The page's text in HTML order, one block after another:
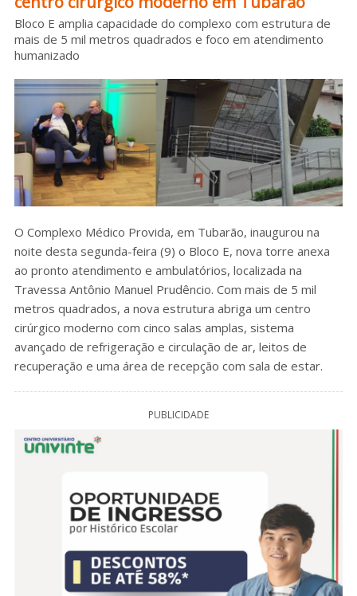
Sobre o HC
Bloco E amplia capacidade do complexo com estrutura de
mais de 5 mil metros quadrados e foco em atendimento
humanizado
O Complexo Médico Provida, em Tubarão, inaugurou na
noite desta segunda-feira (9) o Bloco E, nova torre anexa
ao pronto atendimento e ambulatórios, localizada na
Travessa Antônio Manuel Prudêncio. Com mais de 5 mil
metros quadrados, a nova estrutura abriga um centro
cirúrgico moderno com cinco salas amplas, sistema
avançado de refrigeração e circulação de ar, leitos de
recuperação e uma área de recepção com sala de estar.
PUBLICIDADE